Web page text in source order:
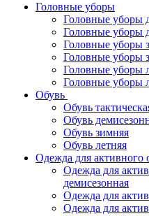
Головные уборы
Головные уборы
Головные уборы
Головные уборы
Головные уборы
Головные уборы
Головные уборы
Обувь
Обувь
Обувь
Обувь зимняя
Обувь летняя
Одежда для активного
Одежда для
демисезонная
Одежда для
Одежда для